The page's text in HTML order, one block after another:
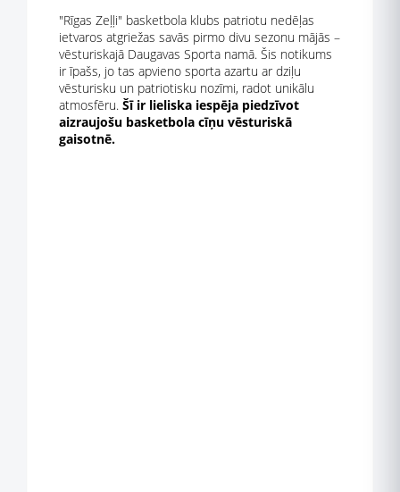
"Rīgas Zeļļi" basketbola klubs patriotu nedēļas
ietvaros atgriežas savās pirmo divu sezonu mājās –
vēsturiskajā Daugavas Sporta namā. Šis notikums
ir īpašs, jo tas apvieno sporta azartu ar dziļu
vēsturisku un patriotisku nozīmi, radot unikālu
atmosfēru. Šī ir lieliska iespēja piedzīvot
aizraujošu basketbola cīņu vēsturiskā
gaisotnē.